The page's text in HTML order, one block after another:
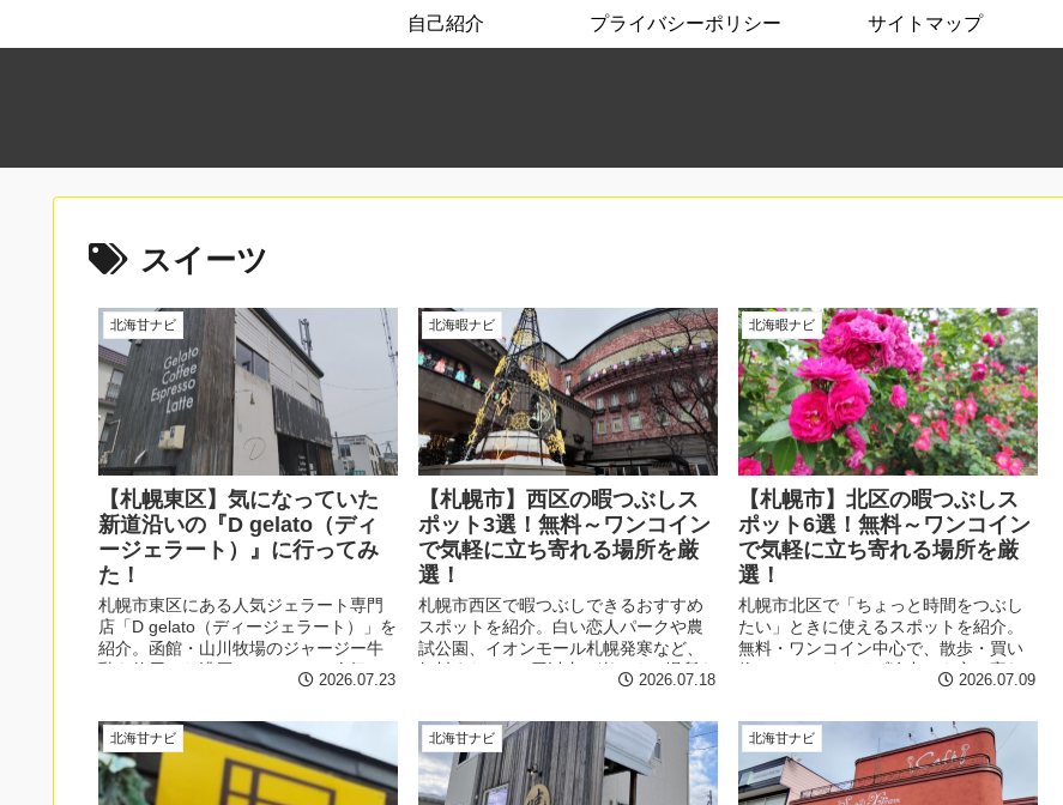
自己紹介 プライバシーポリシー サイトマップ
スイーツ
北海甘ナビ
【札幌東区】気になっていた
新道沿いの『D gelato（ディ
ージェラート）』に行ってみ
た！
札幌市東区にある人気ジェラート専門
店「D gelato（ディージェラート）」を
紹介。函館・山川牧場のジャージー牛
乳を使用した濃厚ジェラートや人気の
バブルワッフルが味わえるオシャレな
2026.07.23
北海暇ナビ
【札幌市】西区の暇つぶしス
ポット3選！無料～ワンコイン
で気軽に立ち寄れる場所を厳
選！
札幌市西区で暇つぶしできるおすすめ
スポットを紹介。白い恋人パークや農
試公園、イオンモール札幌発寒など、
無料または500円以内で楽しめる場所を
厳選しました。電車・車どちらでもア
も連れにもおすすめです。
2026.07.18
北海暇ナビ
【札幌市】北区の暇つぶしス
ポット6選！無料～ワンコイン
で気軽に立ち寄れる場所を厳
選！
札幌市北区で「ちょっと時間をつぶし
たい」ときに使えるスポットを紹介。
無料・ワンコイン中心で、散歩・買い
物ついで・ドライブ途中にも立ち寄れ
2026.07.09
北海甘ナビ 北海甘ナビ 北海甘ナビ